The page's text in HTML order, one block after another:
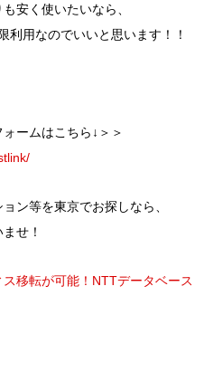
安く使いたいなら、
用なのでいいと思います！！
ームはこちら↓＞＞
ン等を東京でお探しなら、
せ！
移転が可能！NTTデータベース